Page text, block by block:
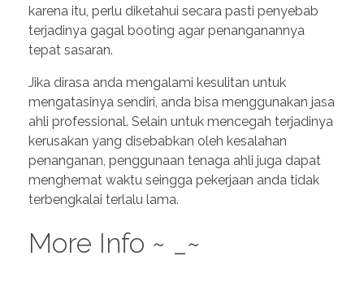
karena itu, perlu diketahui secara pasti penyebab
terjadinya gagal booting agar penanganannya
tepat sasaran.
Jika dirasa anda mengalami kesulitan untuk
mengatasinya sendiri, anda bisa menggunakan jasa
ahli professional. Selain untuk mencegah terjadinya
kerusakan yang disebabkan oleh kesalahan
penanganan, penggunaan tenaga ahli juga dapat
menghemat waktu seingga pekerjaan anda tidak
terbengkalai terlalu lama.
More Info ~ _~